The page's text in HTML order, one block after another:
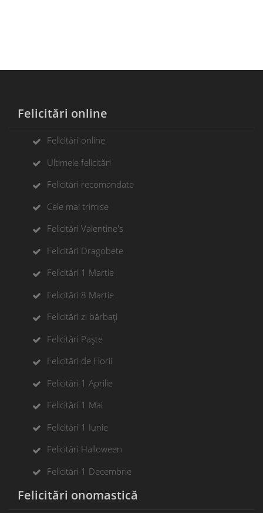
Felicitări online
Felicitări online
Ultimele felicitări
Felicitări recomandate
Cele mai trimise
Felicitări Valentine's
Felicitări Dragobete
Felicitări 1 Martie
Felicitări 8 Martie
Felicitări zi bărbați
Felicitări Paște
Felicitări de Florii
Felicitări 1 Aprilie
Felicitări 1 Mai
Felicitări 1 Iunie
Felicitări Halloween
Felicitări 1 Decembrie
Felicitări onomastică